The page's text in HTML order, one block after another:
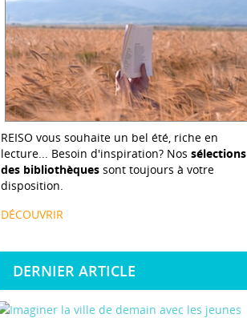
REISO vous souhaite un bel été, riche en
lecture... Besoin d'inspiration? Nos sélections
des bibliothèques sont toujours à votre
disposition.
DÉCOUVRIR
DERNIER ARTICLE